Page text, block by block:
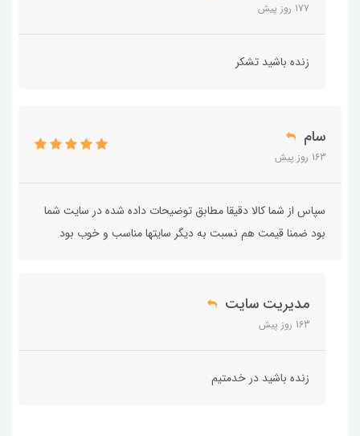
177 روز پیش
زنده باشید تشکر
سام
163 روز پیش
سپاس از شما کالا دقیقا مطابق توضیحات داده شده در سایت شما
بود ضمنا قیمت هم نسبت به دیگر سایتها مناسب و خوب بود
مدیریت سایت
163 روز پیش
زنده باشید در خدمتیم